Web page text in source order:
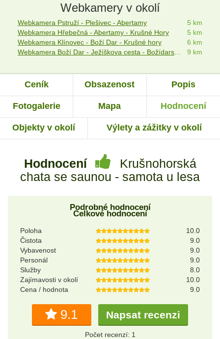
Webkamery v okolí
Webkamera Pstruží - Plešivec - Abertamy
5 km
Webkamera Hřebečná - Abertamy - Krušné Hory
5 km
Webkamera Klínovec - Boží Dar - Krušné hory
6 km
9 km
Ceník Obsazenost Popis
Fotogalerie Mapa Hodnocení
Objekty v okolí Výlety a zážitky v okolí
Hodnocení
Krušnohorská
chata se saunou - samota u lesa
Podrobné hodnocení
Celkové hodnocení
Poloha
10.0
Čistota
9.0
Vybavenost
9.0
Personál
9.0
Služby
8.0
Zajímavosti v okolí
10.0
Cena / hodnota
9.0
9.1 Napsat recenzi
Počet recenzí: 1